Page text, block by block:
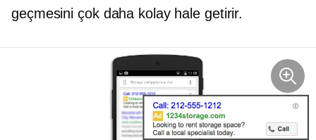
geçmesini çok daha kolay hale getirir.